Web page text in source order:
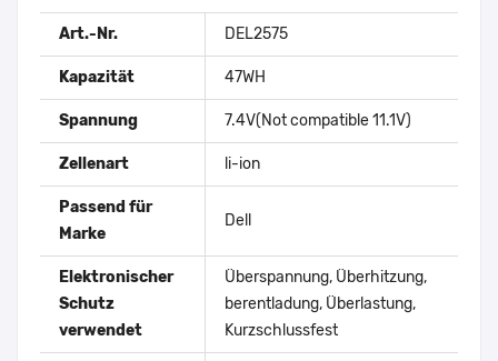
Art.-Nr. DEL2575
Kapazität 47WH
Spannung 7.4V(Not compatible 11.1V)
Zellenart li-ion
Passend für
Marke
Dell
Elektronischer
Schutz
verwendet
Überspannung, Überhitzung,
berentladung, Überlastung,
Kurzschlussfest